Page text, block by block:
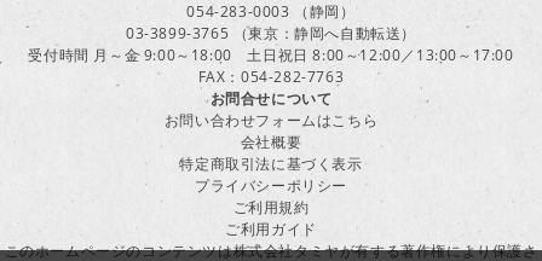
054-283-0003 （静岡）
03-3899-3765 （東京：静岡へ自動転送）
受付時間 月～金 9:00～18:00 土日祝日 8:00～12:00／13:00～17:00
FAX：054-282-7763
お問合せについて
お問い合わせフォームはこちら
会社概要
特定商取引法に基づく表示
プライバシーポリシー
ご利用規約
ご利用ガイド
このホームページのコンテンツは株式会社タミヤが有する著作権により保護さ